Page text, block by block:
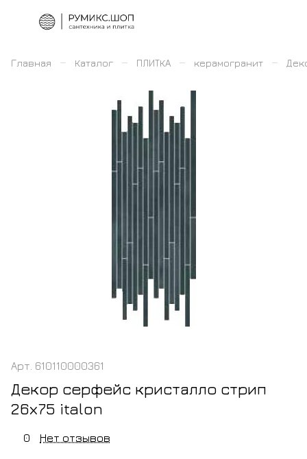
Главная – Каталог – ПЛИТКА – керамогранит –
Арт. 610110000361
Декор серфейс кристалло стрип
26х75 italon
0 Нет отзывов